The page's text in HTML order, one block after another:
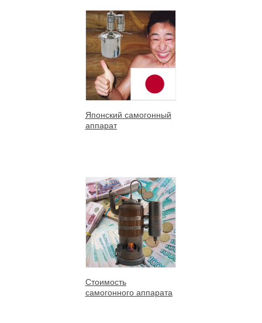
Японский самогонный
аппарат
Стоимость
самогонного аппарата